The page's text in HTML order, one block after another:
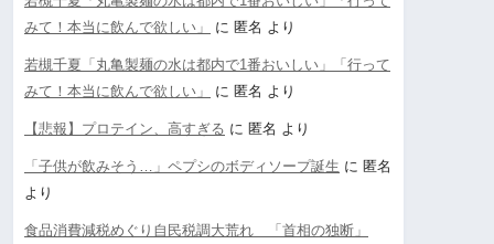
みて！本当に飲んで欲しい」
に 匿名 より
若槻千夏「丸亀製麺の水は都内で1番おいしい」「行って
みて！本当に飲んで欲しい」
に 匿名 より
【悲報】プロテイン、高すぎる に 匿名 より
「子供が飲みそう…」ペプシのボディソープ誕生 に 匿名
より
食品消費減税めぐり自民税調大荒れ 「首相の独断」